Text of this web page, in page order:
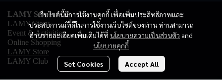
เว็บไซต์นี้มีการใช้งานคุกกี้ เพื่อเพิ่มประสิทธิภาพและ
ประสบการณ์ที่ดีในการใช้งานเว็บไซต์ของท่าน ท่านสามารถ
อ่านรายละเอียดเพิ่มเติมได้ที่ นโยบายความเป็นส่วนตัว and
นโยบายคุกกี้
Set Cookies Accept All
LAMY Store
LAMY Story
Event & Activities
Online Shopping
LAMY Store
LAMY Club